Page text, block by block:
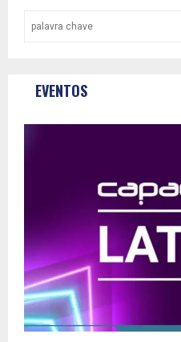
EVENTOS